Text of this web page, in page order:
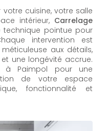
cuisine, votre salle
intérieur, Carrelage
technique pointue pour
intervention est
aux détails,
une longévité accrue.
à Paimpol pour une
de votre espace
fonctionnalité et